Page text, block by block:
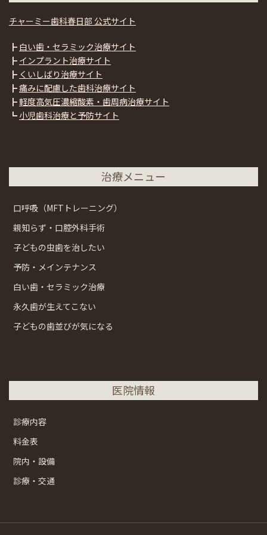
チャーミー歯科春日部 公式サイト
┣ 白い歯・セラミック治療サイト
┣ インプラント治療サイト
┣ くいしばり治療サイト
┣痛みに配慮した歯科治療サイト
┣軽度高気圧濃縮酸素・歯周病治療サイト
┗ 小児歯科治療と予防サイト
治療メニュー
口呼吸（MFTトレーニング）
親知らず・口腔外科手術
子どもの虫歯を治したい
予防・メインテナンス
白い歯・セラミック治療
永久歯が生えてこない
子どもの歯並びが気になる
医院情報
診療内容
料金表
院内・設備
診療・交通